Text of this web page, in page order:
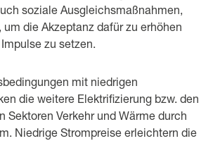
soziale Ausgleichsmaßnahmen,
, um die Akzeptanz dafür zu erhöhen
zu setzen.
mit niedrigen
die weitere Elektrifizierung bzw. den
Sektoren Verkehr und Wärme durch
Niedrige Strompreise erleichtern die